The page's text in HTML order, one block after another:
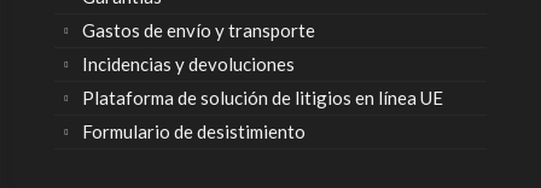
Gastos de envío y transporte
Incidencias y devoluciones
Plataforma de solución de litigios en línea UE
Formulario de desistimiento